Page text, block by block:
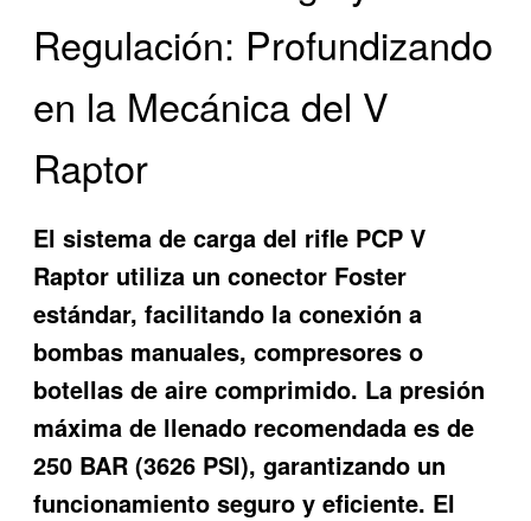
Regulación: Profundizando
en la Mecánica del V
Raptor
El sistema de carga del rifle PCP V
Raptor utiliza un conector Foster
estándar, facilitando la conexión a
bombas manuales, compresores o
botellas de aire comprimido. La presión
máxima de llenado recomendada es de
250 BAR (3626 PSI), garantizando un
funcionamiento seguro y eficiente. El